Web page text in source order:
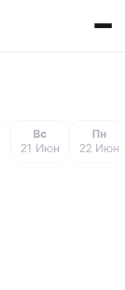
Вс
21 Июн
Пн
22 Июн